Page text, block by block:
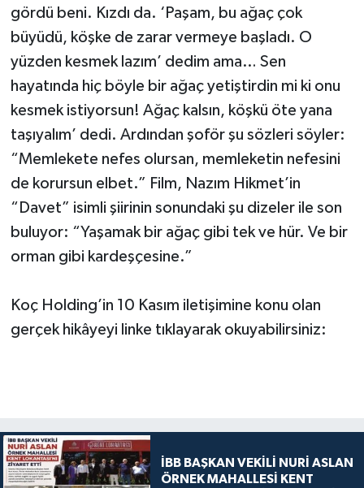
gördü beni. Kızdı da. ‘Paşam, bu ağaç çok
büyüdü, köşke de zarar vermeye başladı. O
yüzden kesmek lazım’ dedim ama… Sen
hayatında hiç böyle bir ağaç yetiştirdin mi ki onu
kesmek istiyorsun! Ağaç kalsın, köşkü öte yana
taşıyalım’ dedi. Ardından şoför şu sözleri söyler:
“Memlekete nefes olursan, memleketin nefesini
de korursun elbet.” Film, Nazım Hikmet’in
“Davet” isimli şiirinin sonundaki şu dizeler ile son
buluyor: “Yaşamak bir ağaç gibi tek ve hür. Ve bir
orman gibi kardeşçesine.”
Koç Holding’in 10 Kasım iletişimine konu olan
gerçek hikâyeyi linke tıklayarak okuyabilirsiniz:
İBB BAŞKAN VEKİLİ NURİ ASLAN
ÖRNEK MAHALLESİ KENT